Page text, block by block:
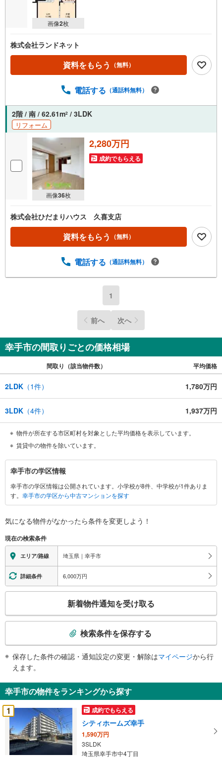
画像2枚
株式会社ランドネット
資料をもらう （無料）
電話する （通話料無料）
2階 / 南 / 62.61m2 / 3LDK
リフォーム
画像36枚
2,280万円
成約でもらえる
株式会社ひだまりハウス 久喜支店
資料をもらう （無料）
電話する （通話料無料）
1
前へ 次へ
幸手市の間取りごとの価格相場
間取り（該当物件数） 平均価格
2LDK （1件） 1,780万円
3LDK （4件） 1,937万円
物件が所在する市区町村を対象とした平均価格を表示しています。
賃貸中の物件を除いています。
幸
手
市
に
す
情
報
幸手市の学区情報
幸手市の学区情報は公開されています。小学校が8件、中学校が1件ありま
す。 幸手市の学区から中古マンションを探す
気になる物件がなかったら条件を変更しよう！
現在の検索条件
エリア/路線 埼玉県｜幸手市
詳細条件 6,000万円
検
知
を
受
け
取
る
・
新着物件通知を受け取る
検索条件を保存する
保存した条件の確認・通知設定の変更・解除はマイページから行
えます。
幸手市の物件をランキングから探す
1
成約でもらえる
シティホームズ幸手
1,590万円
3SLDK
埼玉県幸手市中4丁目